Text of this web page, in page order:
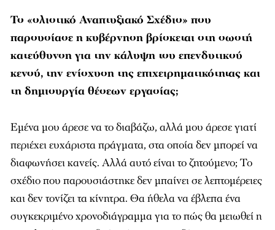
κατεύθυνση για την κάλυψη του επενδυτικού
κενού, την ενίσχυση της επιχειρηματικότητας και
τη δημιουργία θέσεων εργασίας;
Εμένα μου άρεσε να το διαβάζω, αλλά μου άρεσε γιατί
διαφωνήσει κανείς. Αλλά αυτό είναι το ζητούμενο; Το
σχέδιο που παρουσιάστηκε δεν μπαίνει σε λεπτομέρειες
και δεν τονίζει τα κίνητρα. Θα ήθελα να έβλεπα ένα
συγκεκριμένο χρονοδιάγραμμα για το πώς θα μειωθεί η
φορολογία, για να δούμε έπειτα να αυξάνονται τα
κίνητρα για το επιχειρείν. Είναι ένα σύνολο ωραίων